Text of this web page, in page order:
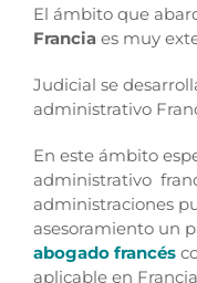
El ámbito que
Francia es muy
Judicial se
administrativo
En este ámbito
administrativo
administraciones
asesoramiento un
abogado francés
aplicable en